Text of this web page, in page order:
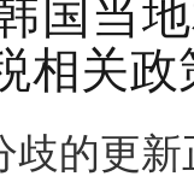
国当
相关
歧的更